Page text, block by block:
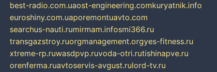
best-radio.com.uaost-engineering.comkuryatnik.info
euroshiny.com.uaporemontuavto.com
searchus-nauti.rumirmam.infosmi366.ru
transgazstroy.ruorgmanagement.orgyes-fitness.ru
xtreme-rp.ruwasdpvp.ruvoda-otri.rutishinapve.ru
orenferma.ruavtoservis-avgust.rulord-tv.ru